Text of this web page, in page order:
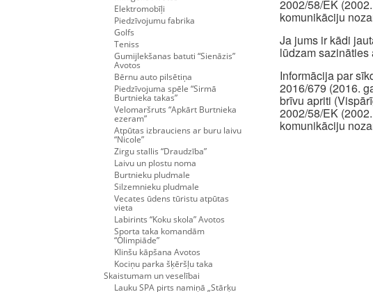
Elektromobīļi
Piedzīvojumu fabrika
Golfs
Teniss
Gumijlekšanas batuti “Sienāzis”
Avotos
Bērnu auto pilsētiņa
Piedzīvojuma spēle “Sirmā
Burtnieka takas”
Velomaršruts “Apkārt Burtnieka
ezeram”
Atpūtas izbrauciens ar buru laivu
“Nicole”
Zirgu stallis “Draudzība”
Laivu un plostu noma
Burtnieku pludmale
Silzemnieku pludmale
Vecates ūdens tūristu atpūtas
vieta
Labirints “Koku skola” Avotos
Sporta taka komandām
“Olimpiāde”
Klinšu kāpšana Avotos
Kociņu parka šķēršļu taka
Skaistumam un veselībai
Lauku SPA pirts namiņā „Stārķu
2002/58/EK
komunikāciju
Ja jums ir kādi
lūdzam sazināties
Informācija par
2016/679 (2016.
brīvu apriti
2002/58/EK
komunikāciju